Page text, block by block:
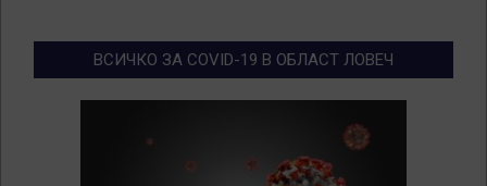
ВСИЧКО ЗА COVID-19 В ОБЛАСТ ЛОВЕЧ